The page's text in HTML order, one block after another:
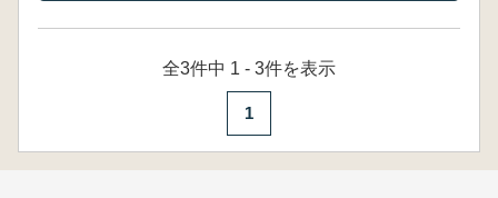
全3件中 1 - 3件を表示
1